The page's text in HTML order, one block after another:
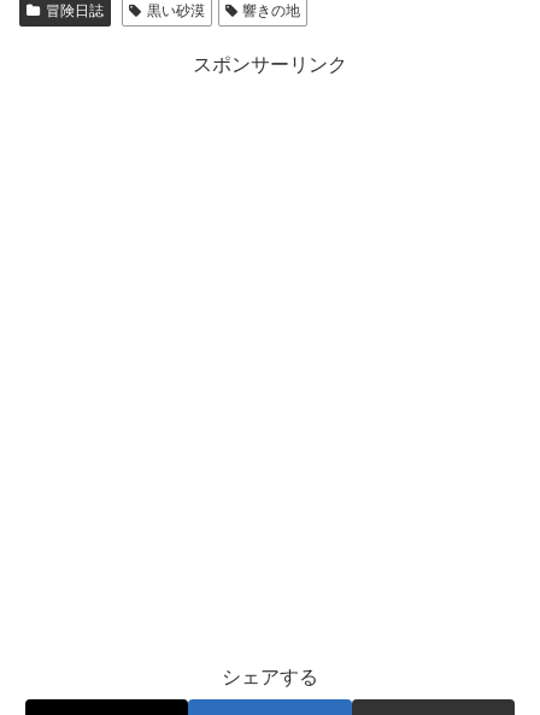
冒険日誌 黒い砂漠 響きの地
スポンサーリンク
シェアする